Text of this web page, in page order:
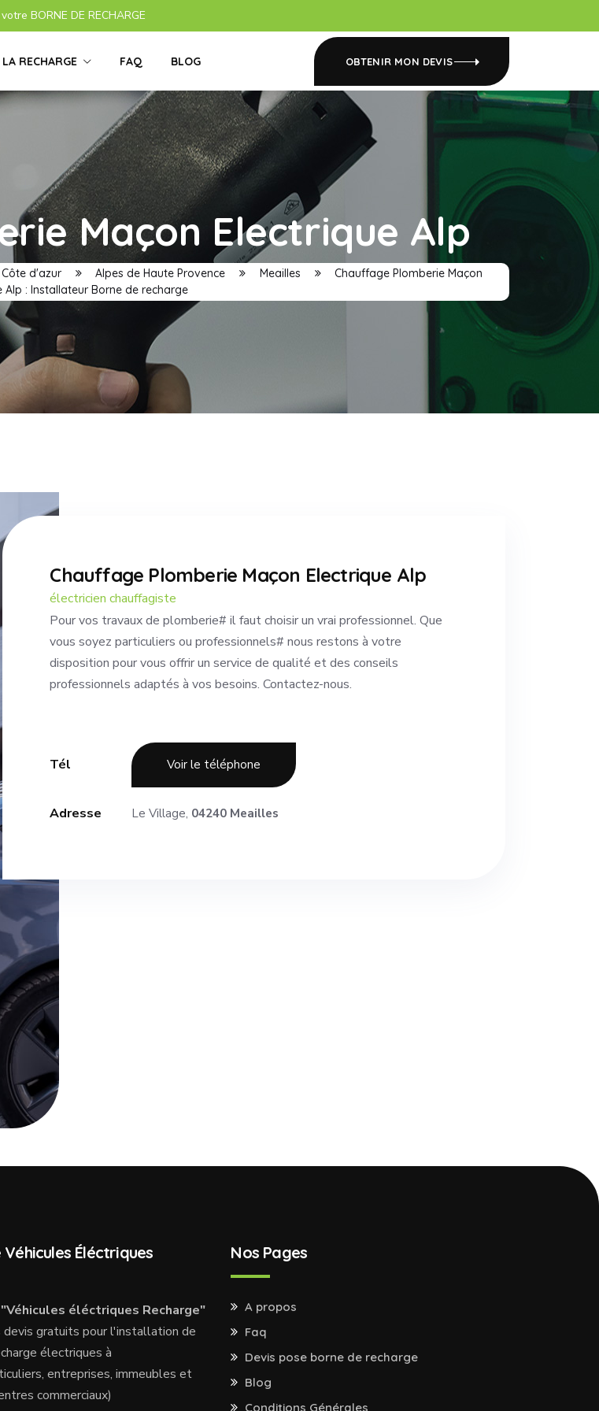
BORNE DE RECHARGE
RECHARGE FAQ BLOG OBTENIR MON DEVIS
Maçon Electrique Alp
d'azur Alpes de Haute Provence Meailles
Chauffage Plomberie Maçon
Alp : Installateur Borne de recharge
Chauffage Plomberie Maçon Electrique Alp
électricien chauffagiste
Pour vos travaux de plomberie# il faut choisir un vrai professionnel. Que
vous soyez particuliers ou professionnels# nous restons à votre
disposition pour vous offrir un service de qualité et des conseils
professionnels adaptés à vos besoins. Contactez-nous.
Tél Voir le téléphone
Adresse Le Village, 04240 Meailles
Éléctriques
"Véhicules éléctriques Recharge"
devis gratuits pour l'installation de
électriques à
entreprises, immeubles et
commerciaux)
Nos Pages
A propos
Faq
Devis pose borne de recharge
Blog
Conditions Générales